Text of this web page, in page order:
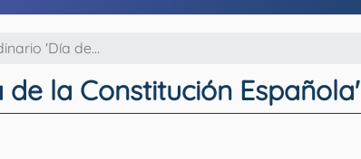
'Día de...
la Constitución Española'